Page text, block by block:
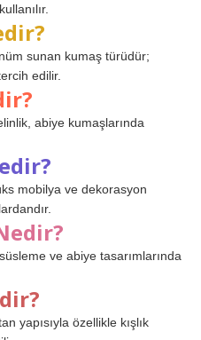
sunan kumaş türüdür;
edilir.
abiye kumaşlarında
mobilya ve dekorasyon
ve abiye tasarımlarında
yapısıyla özellikle kışlık